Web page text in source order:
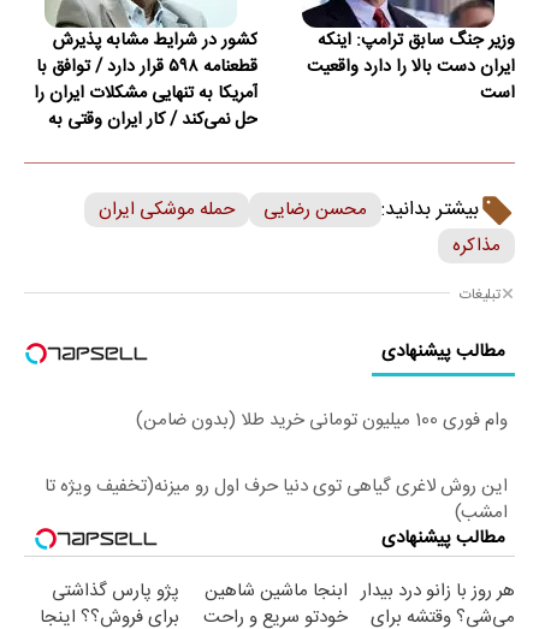
وزیر جنگ سابق ترامپ: اینکه
ایران دست بالا را دارد واقعیت
است
کشور در شرایط مشابه پذیرش
قطعنامه ۵۹۸ قرار دارد / توافق با
آمریکا به تنهایی مشکلات ایران را
حل نمی‌کند / کار ایران وقتی به
چاره‌ای نبود
بیشتر بدانید: محسن رضایی
حمله موشکی ایران
مذاکره
تبلیغات
مطالب پیشنهادی
وام فوری 100 میلیون تومانی خرید طلا (بدون ضامن)
این روش لاغری گیاهی توی دنیا حرف اول رو میزنه(تخفیف ویژه تا
امشب)
مطالب پیشنهادی
هر روز با زانو درد بیدار
می‌شی؟ وقتشه برای
ابنجا ماشین شاهین
خودتو سریع و راحت
پژو پارس گذاشتی
برای فروش؟؟ اینجا